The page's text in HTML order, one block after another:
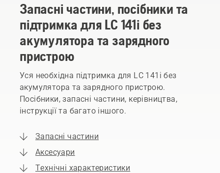
Запасні частини, посібники та
підтримка для LC 141i без
акумулятора та зарядного
пристрою
Уся необхідна підтримка для LC 141i без
акумулятора та зарядного пристрою.
Посібники, запасні частини, керівництва,
інструкції та багато іншого.
Запасні частини
Аксесуари
Технічні характеристики